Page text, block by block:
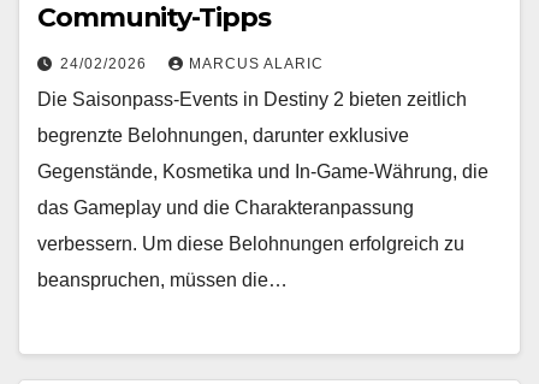
Community-Tipps
24/02/2026 MARCUS ALARIC
Die Saisonpass-Events in Destiny 2 bieten zeitlich
begrenzte Belohnungen, darunter exklusive
Gegenstände, Kosmetika und In-Game-Währung, die
das Gameplay und die Charakteranpassung
verbessern. Um diese Belohnungen erfolgreich zu
beanspruchen, müssen die…